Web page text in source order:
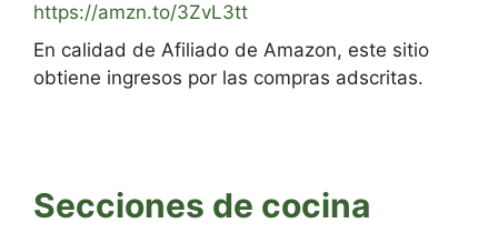
https://amzn.to/3ZvL3tt
En calidad de Afiliado de Amazon, este sitio
obtiene ingresos por las compras adscritas.
Secciones de cocina